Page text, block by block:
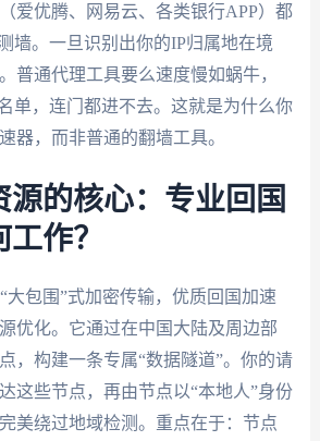
爱优腾、网易云、各类银行APP）都
墙。一旦识别出你的IP归属地在境
普通代理工具要么速度慢如蜗牛，
单，连门都进不去。这就是为什么你
器，而非普通的翻墙工具。
源的核心：专业回国
作？
大包围”式加密传输，优质回国加速
优化。它通过在中国大陆及周边部
，构建一条专属“数据隧道”。你的请
这些节点，再由节点以“本地人”身份
美绕过地域检测。重点在于：节点